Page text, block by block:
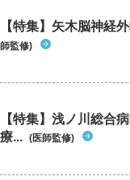
【特集】矢木脳神経
師監修)
【特集】浅ノ川総合
療... (医師監修)